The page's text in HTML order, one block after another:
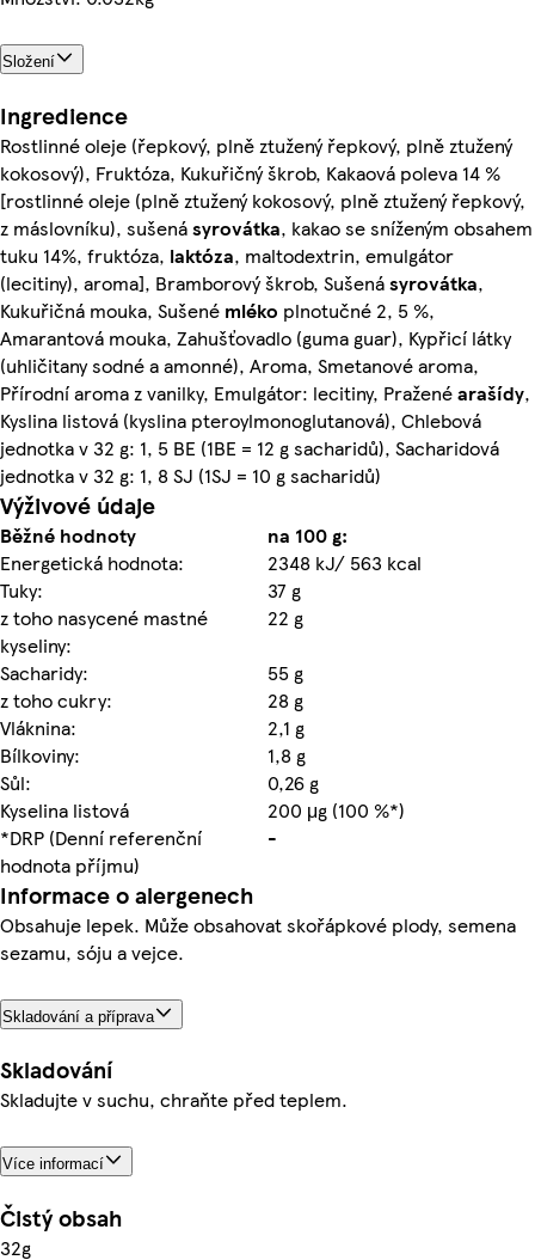
Složení
Ingredience
Rostlinné oleje (řepkový, plně ztužený řepkový, plně ztužený
kokosový), Fruktóza, Kukuřičný škrob, Kakaová poleva 14 %
[rostlinné oleje (plně ztužený kokosový, plně ztužený řepkový,
z máslovníku), sušenásyrovátka, kakao se sníženým obsahem
tuku 14%, fruktóza, laktóza, maltodextrin, emulgátor
(lecitiny), aroma], Bramborový škrob, Sušenásyrovátka,
Kukuřičná mouka, Sušené mléko plnotučné 2, 5 %,
Amarantová mouka, Zahušťovadlo (guma guar), Kypřicí látky
(uhličitany sodné a amonné), Aroma, Smetanové aroma,
Přírodní aroma z vanilky, Emulgátor: lecitiny, Praženéarašídy,
Kyslina listová (kyslina pteroylmonoglutanová), Chlebová
jednotka v 32 g: 1, 5 BE (1BE = 12 g sacharidů), Sacharidová
jednotka v 32 g: 1, 8 SJ (1SJ = 10 g sacharidů)
Výživové údaje
Běžné hodnoty
na 100 g:
Energetická hodnota:
2348 kJ/ 563 kcal
Tuky:
37 g
z toho nasycené mastné
kyseliny:
22 g
Sacharidy:
55 g
z toho cukry:
28 g
Vláknina:
2,1 g
Bílkoviny:
1,8 g
Sůl:
0,26 g
Kyselina listová
200 μg (100 %*)
*DRP (Denní referenční
hodnota příjmu)
-
Informace o alergenech
Obsahuje lepek. Může obsahovat skořápkové plody, semena
sezamu, sóju a vejce.
Skladování a příprava
Skladování
Skladujte v suchu, chraňte před teplem.
Více informací
Čistý obsah
32g